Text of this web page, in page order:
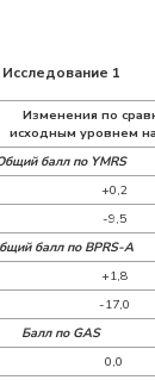
Исследование 1
Изменения по
исходным уровнем
балл по YMRS
+0,2
-9,5
балл по BPRS-A
+1,8
-17,0
Балл по GAS
0,0